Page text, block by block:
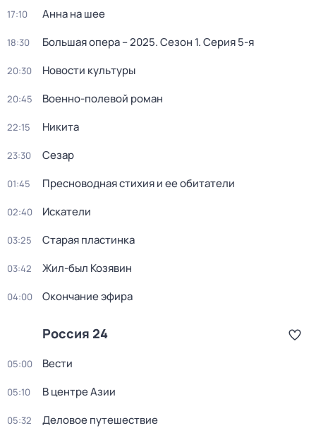
17:10 Анна на шее
18:30 Большая опера – 2025. Сезон 1. Серия 5-я
20:30 Новости культуры
20:45 Военно-полевой роман
22:15 Никита
23:30 Сезар
01:45 Пресноводная стихия и ее обитатели
02:40 Искатели
03:25 Старая пластинка
03:42 Жил-был Козявин
04:00 Окончание эфира
Россия 24
05:00 Вести
05:10 В центре Азии
05:32 Деловое путешествие